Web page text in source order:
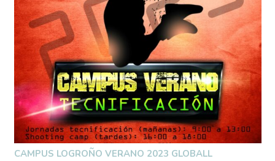
CAMPUS LOGROÑO VERANO 2023 GLOBALL